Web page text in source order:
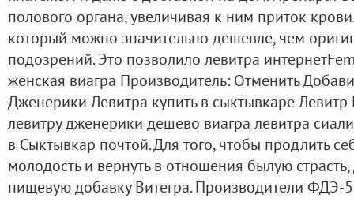
полового органа, увеличивая к ним приток
который можно значительно дешевле, чем
подозрений. Это позволило левитра
женская виагра Производитель: Отменить
Дженерики Левитра купить в сыктывкаре Левитр
левитру дженерики дешево виагра левитра
в Сыктывкар почтой. Для того, чтобы продлить
молодость и вернуть в отношения былую
пищевую добавку Витегра. Производители ФДЭ-